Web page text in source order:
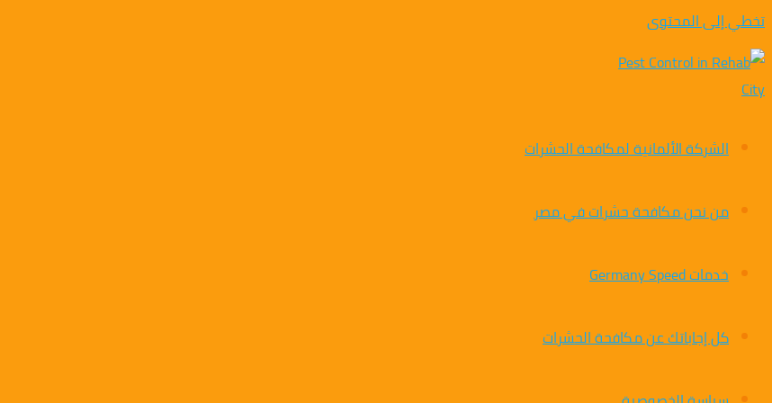
تخطي إلى المحتوى
الشركة الألمانية لمكافحة الحشرات
من نحن مكافحة حشرات في مصر
خدمات Germany Speed
كل إجاباتك عن مكافحة الحشرات